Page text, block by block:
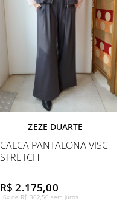
ZEZE DUARTE
CALCA PANTALONA VISC
STRETCH
R$ 2.175,00
6x de R$ 362,50 sem juros